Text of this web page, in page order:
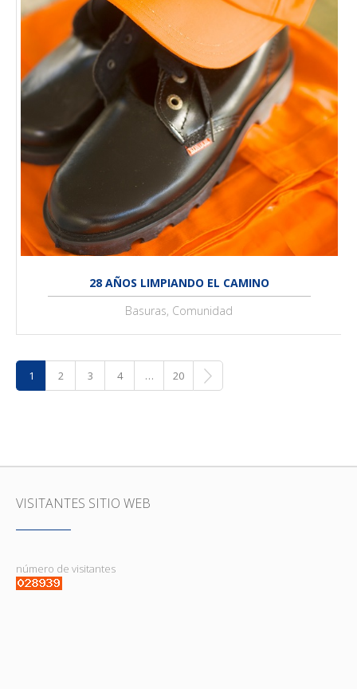
28 AÑOS LIMPIANDO EL CAMINO
Basuras, Comunidad
1 2 3 4 … 20
VISITANTES SITIO WEB
número de visitantes